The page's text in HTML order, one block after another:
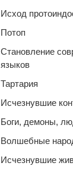
Исход
Потоп
Становление
языков
Тартария
Исчезнувшие
Боги, демоны,
Волшебные
Исчезнувшие